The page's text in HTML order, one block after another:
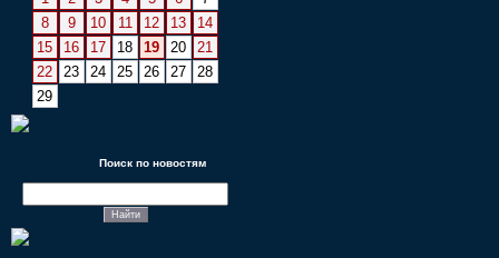
8
9 10 11 12 13
14
15
16 17 18 19 20
21
22
23 24 25 26 27
28
29
Поиск по новостям